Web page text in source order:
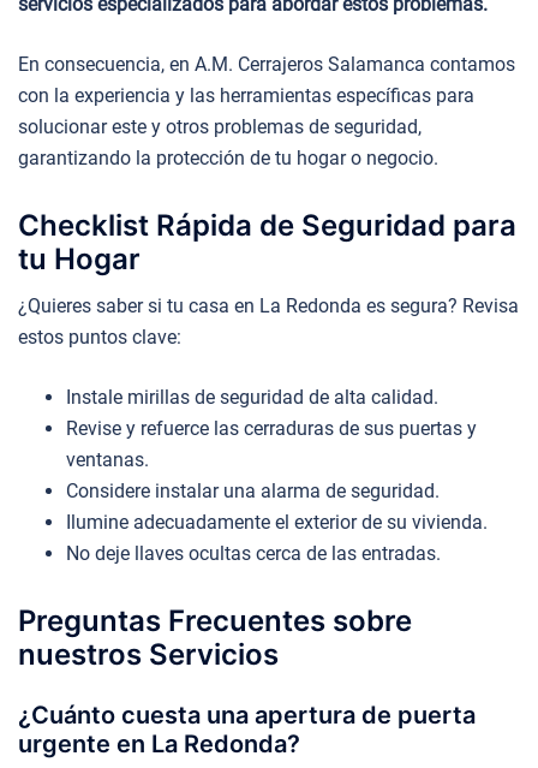
En consecuencia, en A.M. Cerrajeros Salamanca contamos
con la experiencia y las herramientas específicas para
solucionar este y otros problemas de seguridad,
garantizando la protección de tu hogar o negocio.
Checklist Rápida de Seguridad para
tu Hogar
¿Quieres saber si tu casa en La Redonda es segura? Revisa
estos puntos clave:
Instale mirillas de seguridad de alta calidad.
Revise y refuerce las cerraduras de sus puertas y
ventanas.
Considere instalar una alarma de seguridad.
Ilumine adecuadamente el exterior de su vivienda.
No deje llaves ocultas cerca de las entradas.
Preguntas Frecuentes sobre
nuestros Servicios
¿Cuánto cuesta una apertura de puerta
urgente en La Redonda?